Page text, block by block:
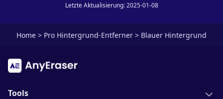
Letzte Aktualisierung: 2025-01-08
Home > Pro Hintergrund-Entferner > Blauer Hintergrund
Tools